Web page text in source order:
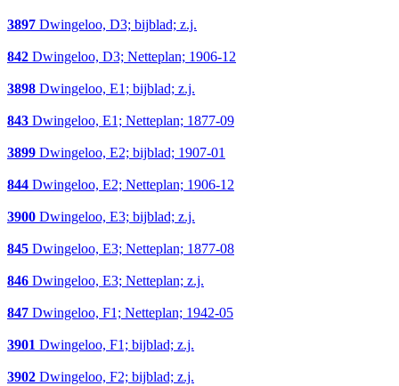
3897 Dwingeloo, D3; bijblad; z.j.
842 Dwingeloo, D3; Netteplan; 1906-12
3898 Dwingeloo, E1; bijblad; z.j.
843 Dwingeloo, E1; Netteplan; 1877-09
3899 Dwingeloo, E2; bijblad; 1907-01
844 Dwingeloo, E2; Netteplan; 1906-12
3900 Dwingeloo, E3; bijblad; z.j.
845 Dwingeloo, E3; Netteplan; 1877-08
846 Dwingeloo, E3; Netteplan; z.j.
847 Dwingeloo, F1; Netteplan; 1942-05
3901 Dwingeloo, F1; bijblad; z.j.
3902 Dwingeloo, F2; bijblad; z.j.